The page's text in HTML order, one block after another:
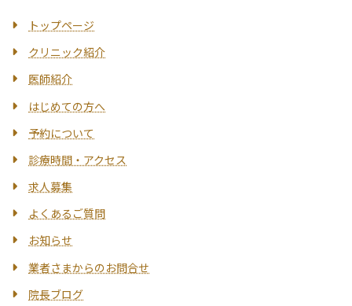
トップページ
クリニック紹介
医師紹介
はじめての方へ
予約について
診療時間・アクセス
求人募集
よくあるご質問
お知らせ
業者さまからのお問合せ
院長ブログ